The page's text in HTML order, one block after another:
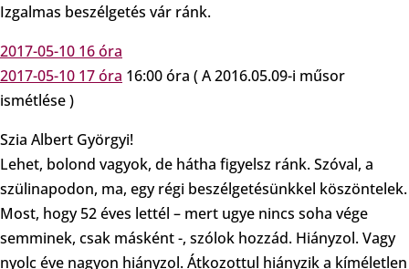
Izgalmas beszélgetés vár ránk.
2017-05-10 16 óra
2017-05-10 17 óra 16:00 óra ( A 2016.05.09-i műsor
ismétlése )
Szia Albert Györgyi!
Lehet, bolond vagyok, de hátha figyelsz ránk. Szóval, a
szülinapodon, ma, egy régi beszélgetésünkkel köszöntelek.
Most, hogy 52 éves lettél – mert ugye nincs soha vége
semminek, csak másként -, szólok hozzád. Hiányzol. Vagy
nyolc éve nagyon hiányzol. Átkozottul hiányzik a kíméletlen